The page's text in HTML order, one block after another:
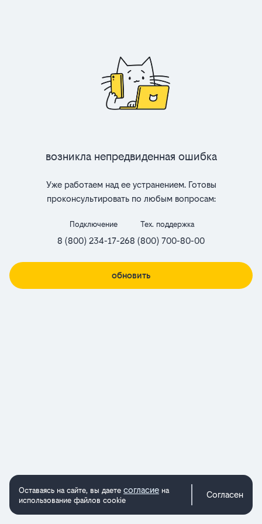
Возникла непредвиденная ошибка
Уже работаем над ее устранением. Готовы
проконсультировать по любым вопросам:
Подключение
8 (800) 234-17-26
Тех. поддержка
8 (800) 700-80-00
обновить
Оставаясь на сайте, вы даете согласие на
использование файлов cookie
Согласен